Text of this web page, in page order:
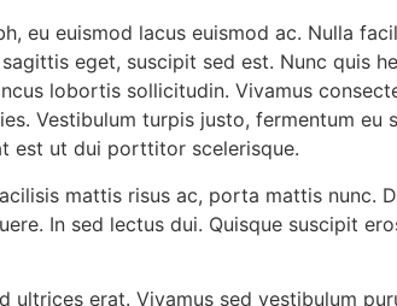
eu euismod lacus euismod ac. Nulla
eget, suscipit sed est. Nunc quis
lobortis sollicitudin. Vivamus
Vestibulum turpis justo, fermentum eu
est ut dui porttitor scelerisque.
mattis risus ac, porta mattis nunc.
In sed lectus dui. Quisque suscipit
erat. Vivamus sed vestibulum